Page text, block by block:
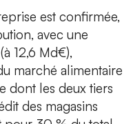
est confirmée,
avec une
12,6 Md€),
marché alimentaire
dont les deux tiers
des magasins